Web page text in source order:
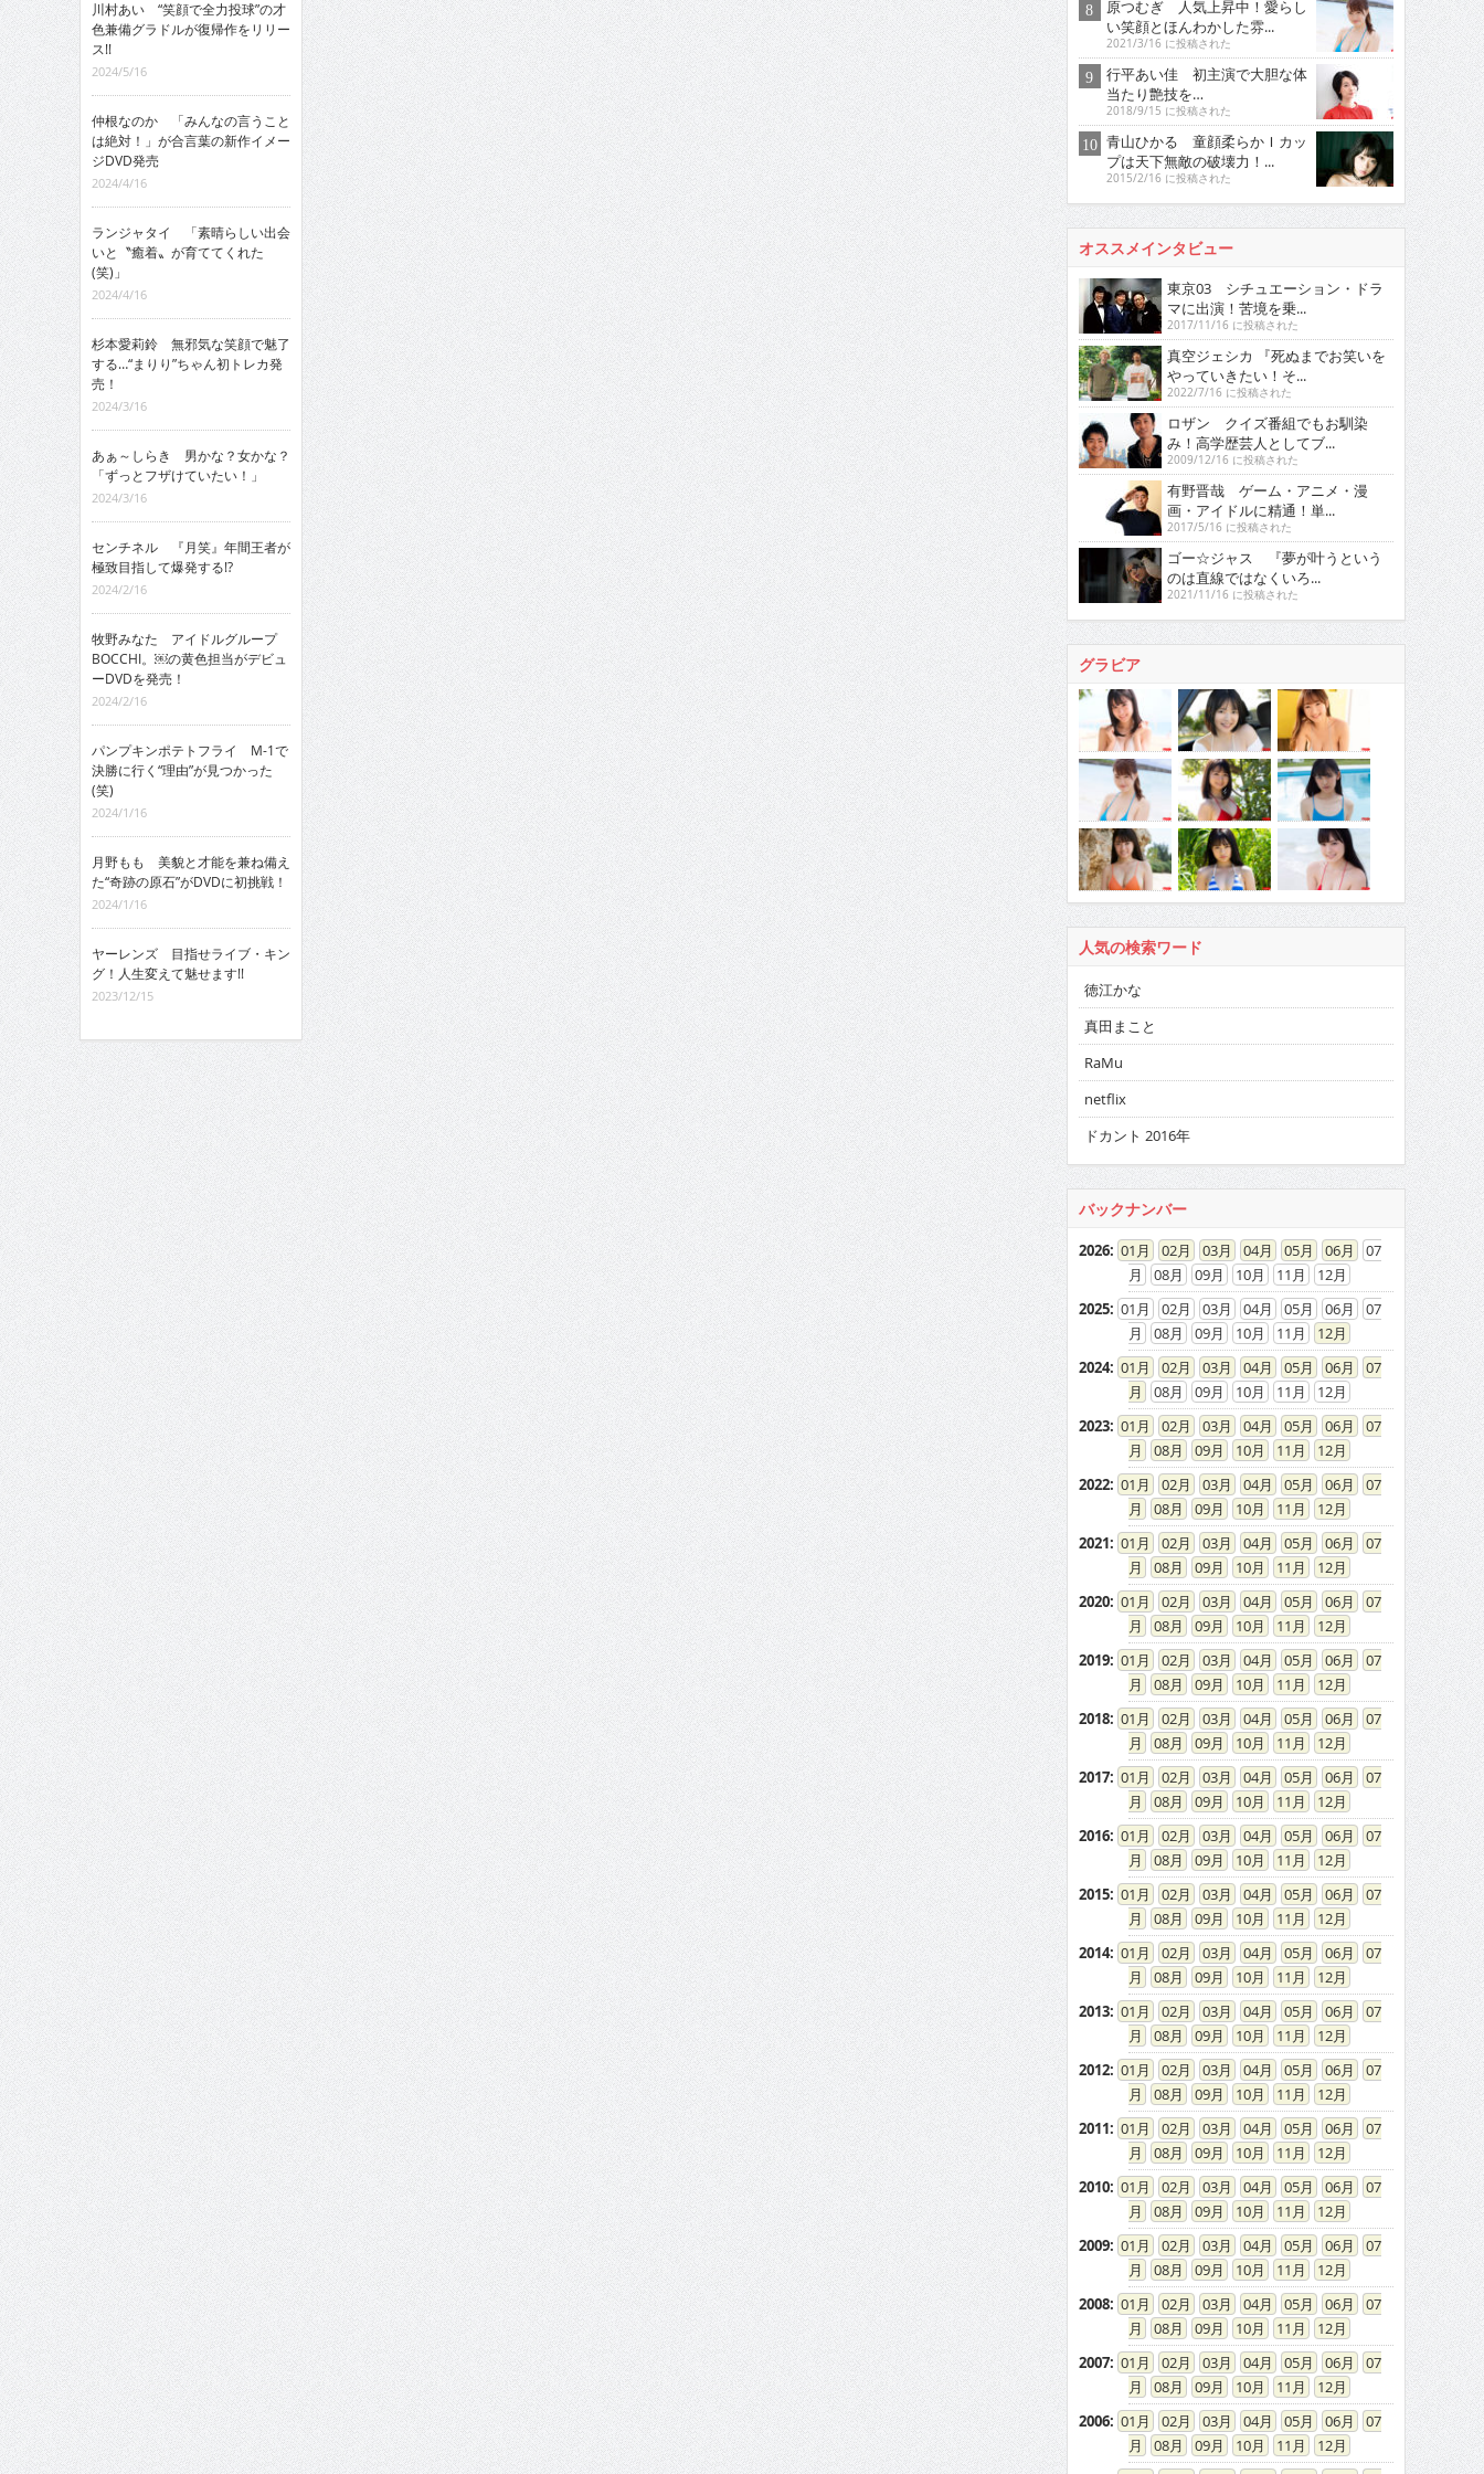
川村あい “笑顔で全力投球”の才
色兼備グラドルが復帰作をリリー
ス!!
2024/5/16
仲根なのか 「みんなの言うこと
は絶対！」が合言葉の新作イメー
ジDVD発売
2024/4/16
ランジャタイ 「素晴らしい出会
いと〝癒着〟が育ててくれた
(笑)」
2024/4/16
杉本愛莉鈴 無邪気な笑顔で魅了
する…“まりり”ちゃん初トレカ発
売！
2024/3/16
あぁ～しらき 男かな？女かな？
「ずっとフザけていたい！」
2024/3/16
センチネル 『月笑』年間王者が
極致目指して爆発する!?
2024/2/16
牧野みなた アイドルグループ
BOCCHI。￼の黄色担当がデビュ
ーDVDを発売！
2024/2/16
パンプキンポテトフライ M-1で
決勝に行く“理由”が見つかった
(笑)
2024/1/16
月野もも 美貌と才能を兼ね備え
た“奇跡の原石”がDVDに初挑戦！
2024/1/16
ヤーレンズ 目指せライブ・キン
グ！人生変えて魅せます!!
2023/12/15
原つむぎ 人気上昇中！愛らし
い笑顔とほんわかした雰...
2021/3/16 に投稿された
行平あい佳 初主演で大胆な体
当たり艶技を…
2018/9/15 に投稿された
青山ひかる 童顔柔らかＩカッ
プは天下無敵の破壊力！...
2015/2/16 に投稿された
オススメインタビュー
東京03 シチュエーション・ドラ
マに出演！苦境を乗...
2017/11/16 に投稿された
真空ジェシカ 『死ぬまでお笑いを
やっていきたい！そ...
2022/7/16 に投稿された
ロザン クイズ番組でもお馴染
み！高学歴芸人としてブ...
2009/12/16 に投稿された
有野晋哉 ゲーム・アニメ・漫
画・アイドルに精通！単...
2017/5/16 に投稿された
ゴー☆ジャス 『夢が叶うという
のは直線ではなくいろ...
2021/11/16 に投稿された
グラビア
人気の検索ワード
徳江かな
真田まこと
RaMu
netflix
ドカント 2016年
バックナンバー
2026: 01 02 03 04 05 06
07
08
09 10 11
12
2025: 01 02 03 04 05 06
07
08
09 10 11
12
2024: 01 02 03 04 05 06
07
08
09 10 11
12
2023: 01 02 03 04 05 06
07
08
09 10 11
12
2022: 01 02 03 04 05 06
07
08
09 10 11
12
2021: 01 02 03 04 05 06
07
08
09 10 11
12
2020: 01 02 03 04 05 06
07
08
09 10 11
12
2019: 01 02 03 04 05 06
07
08
09 10 11
12
2018: 01 02 03 04 05 06
07
08
09 10 11
12
2017: 01 02 03 04 05 06
07
08
09 10 11
12
2016: 01 02 03 04 05 06
07
08
09 10 11
12
2015: 01 02 03 04 05 06
07
08
09 10 11
12
2014: 01 02 03 04 05 06
07
08
09 10 11
12
2013: 01 02 03 04 05 06
07
08
09 10 11
12
2012: 01 02 03 04 05 06
07
08
09 10 11
12
2011: 01 02 03 04 05 06
07
08
09 10 11
12
2010: 01 02 03 04 05 06
07
08
09 10 11
12
2009: 01 02 03 04 05 06
07
08
09 10 11
12
2008: 01 02 03 04 05 06
07
08
09 10 11
12
2007: 01 02 03 04 05 06
07
08
09 10 11
12
2006: 01 02 03 04 05 06
07
08
09 10 11
12